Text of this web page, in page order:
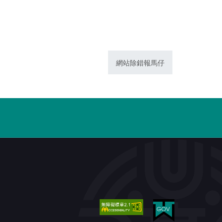
網站除錯報馬仔